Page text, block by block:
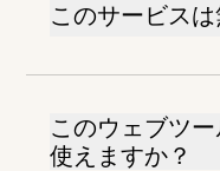
このサービス
このウェブツ
使えますか？